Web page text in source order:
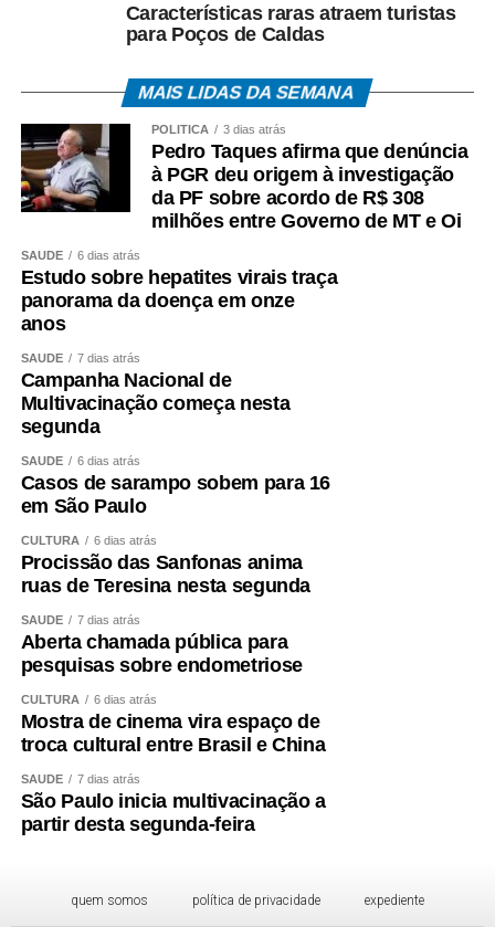
Características raras atraem turistas
para Poços de Caldas
MAIS LIDAS DA SEMANA
POLÍTICA 3 dias atrás
Pedro Taques afirma que denúncia
à PGR deu origem à investigação
da PF sobre acordo de R$ 308
milhões entre Governo de MT e Oi
SAÚDE 6 dias atrás
Estudo sobre hepatites virais traça
panorama da doença em onze
anos
SAÚDE 7 dias atrás
Campanha Nacional de
Multivacinação começa nesta
segunda
SAÚDE 6 dias atrás
Casos de sarampo sobem para 16
em São Paulo
CULTURA 6 dias atrás
Procissão das Sanfonas anima
ruas de Teresina nesta segunda
SAÚDE 7 dias atrás
Aberta chamada pública para
pesquisas sobre endometriose
CULTURA 6 dias atrás
Mostra de cinema vira espaço de
troca cultural entre Brasil e China
SAÚDE 7 dias atrás
São Paulo inicia multivacinação a
partir desta segunda-feira
quem somos política de privacidade expediente